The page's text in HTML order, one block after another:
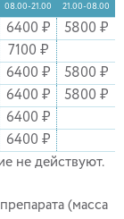
08.00-21.00 21.00-08.00
6400 ₽
5800 ₽
7100 ₽
6400 ₽
5800 ₽
6400 ₽
5800 ₽
6400 ₽
6400 ₽
не действуют.
(масса